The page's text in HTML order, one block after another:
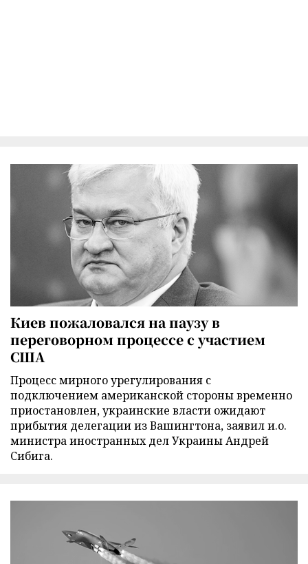
Киев пожаловался на паузу в
переговорном процессе с участием
США
Процесс мирного урегулирования с
подключением американской стороны временно
приостановлен, украинские власти ожидают
прибытия делегации из Вашингтона, заявил и.о.
министра иностранных дел Украины Андрей
Сибига.